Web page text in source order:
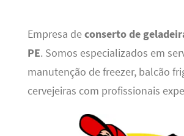
Empresa deconserto de
PE. Somos especializados em
manutenção de freezer, balcão
cervejeiras com profissionais